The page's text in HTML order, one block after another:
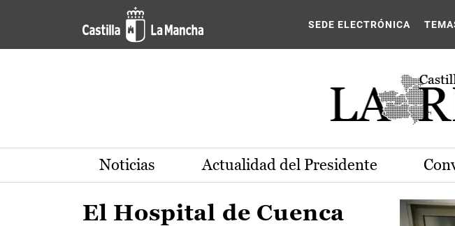
Pasar al contenido principal
Actualidad de la región de Castilla-La
SEDE ELECTRÓNICA
Noticias Actualidad del Presidente
El Hospital de Cuenca